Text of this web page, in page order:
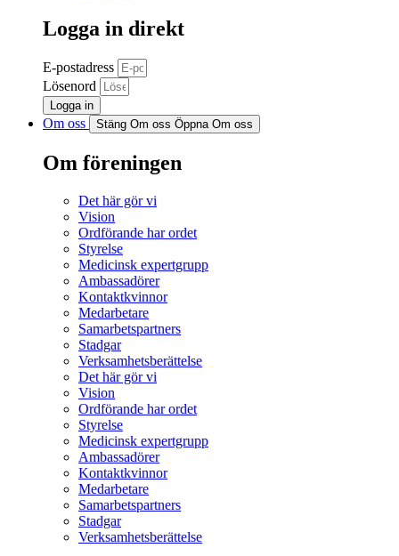
Logga in direkt
E-postadress
Lösenord
Logga in
Om oss Stäng Om oss Öppna Om oss
Om föreningen
Det här gör vi
Vision
Ordförande har ordet
Styrelse
Medicinsk expertgrupp
Ambassadörer
Kontaktkvinnor
Medarbetare
Samarbetspartners
Stadgar
Verksamhetsberättelse
Det här gör vi
Vision
Ordförande har ordet
Styrelse
Medicinsk expertgrupp
Ambassadörer
Kontaktkvinnor
Medarbetare
Samarbetspartners
Stadgar
Verksamhetsberättelse